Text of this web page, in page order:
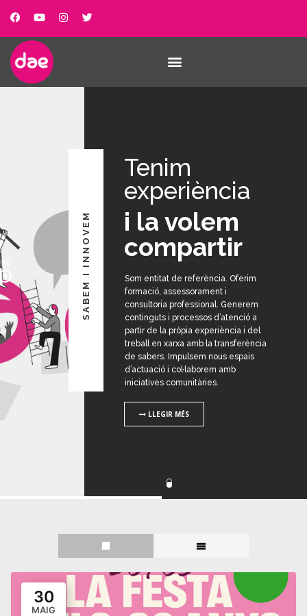
SABEM I INNOVEM
i la volem
compartir
Tenim
experiència
Som entitat de referència. Oferim
formació, assessorament i
consultoria professional. Generem
continguts i processos d’atenció a
partir de la pròpia experiència i del
treball en xarxa amb la transferència
de sabers. Impulsem nous espais
d’actuació i col·laborem amb
iniciatives comunitàries.
LLEGIR MÉS
30
MAIG